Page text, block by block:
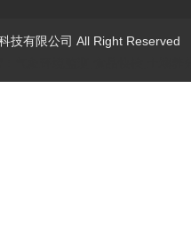
技有限公司 All Right